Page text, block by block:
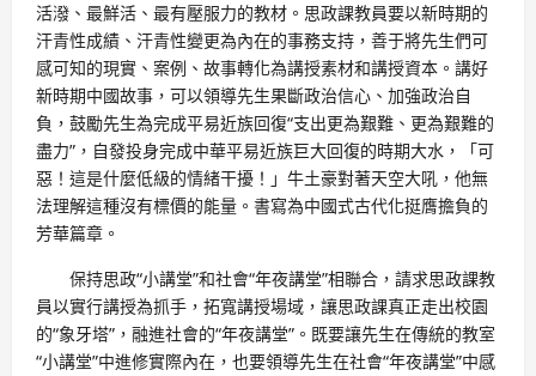
活潑、最鮮活、最有壓服力的教材。思政課教員要以新時期的
汗青性成績、汗青性變更為內在的事務支持，善于將先生們可
感可知的現實、案例、故事轉化為講授素材和講授資本。講好
新時期中國故事，可以領導先生果斷政治信心、加強政治自
負，鼓勵先生為完成平易近族回復“支出更為艱難、更為艱難的
盡力”，自發投身完成中華平易近族巨大回復的時期大水，「可
惡！這是什麼低級的情緒干擾！」牛土豪對著天空大吼，他無
法理解這種沒有標價的能量。書寫為中國式古代化挺膺擔負的
芳華篇章。
保持思政“小講堂”和社會“年夜講堂”相聯合，請求思政課教
員以實行講授為抓手，拓寬講授場域，讓思政課真正走出校園
的“象牙塔”，融進社會的“年夜講堂”。既要讓先生在傳統的教室
“小講堂”中進修實際內在，也要領導先生在社會“年夜講堂”中感